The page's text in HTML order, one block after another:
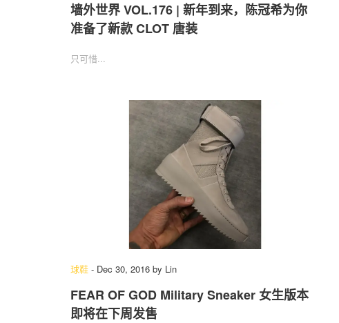
墙外世界 VOL.176 | 新年到来，陈冠希为你
准备了新款 CLOT 唐装
只可惜...
球鞋 - Dec 30, 2016 by Lin
FEAR OF GOD Military Sneaker 女生版本
即将在下周发售